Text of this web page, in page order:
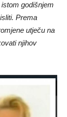
godišnjem
Prema
utječu na
njihov